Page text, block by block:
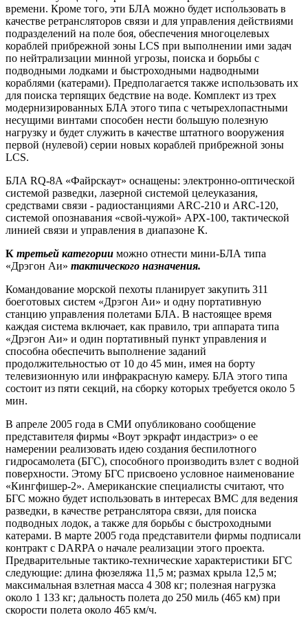
времени. Кроме того, эти БЛА можно будет использовать в
качестве ретрансляторов связи и для управления действиями
подразделений на поле боя, обеспечения многоцелевых
кораблей прибрежной зоны LCS при выполнении ими задач
по нейтрализации минной угрозы, поиска и борьбы с
подводными лодками и быстроходными надводными
кораблями (катерами). Предполагается также использовать их
для поиска терпящих бедствие на воде. Комплект из трех
модернизированных БЛА этого типа с четырехлопастными
несущими винтами способен нести большую полезную
нагрузку и будет служить в качестве штатного вооружения
первой (нулевой) серии новых кораблей прибрежной зоны
LCS.
БЛА RQ-8A «Файрскаут» оснащены: электронно-оптической
системой разведки, лазерной системой целеуказания,
средствами связи - радиостанциями ARC-210 и ARC-120,
системой опознавания «свой-чужой» АРХ-100, тактической
линией связи и управления в диапазоне К.
К третьей категории можно отнести мини-БЛА типа
«Дрэгон Аи» тактического назначения.
Командование морской пехоты планирует закупить 311
боеготовых систем «Дрэгон Аи» и одну портативную
станцию управления полетами БЛА. В настоящее время
каждая система включает, как правило, три аппарата типа
«Дрэгон Аи» и один портативный пункт управления и
способна обеспечить выполнение заданий
продолжительностью от 10 до 45 мин, имея на борту
телевизионную или инфракрасную камеру. БЛА этого типа
состоит из пяти секций, на сборку которых требуется около 5
мин.
В апреле 2005 года в СМИ опубликовано сообщение
представителя фирмы «Воут эркрафт индастриз» о ее
намерении реализовать идею создания беспилотного
гидросамолета (БГС), способного производить взлет с водной
поверхности. Этому БГС присвоено условное наименование
«Кингфишер-2». Американские специалисты считают, что
БГС можно будет использовать в интересах ВМС для ведения
разведки, в качестве ретранслятора связи, для поиска
подводных лодок, а также для борьбы с быстроходными
катерами. В марте 2005 года представители фирмы подписали
контракт с DARPA о начале реализации этого проекта.
Предварительные тактико-технические характеристики БГС
следующие: длина фюзеляжа 11,5 м; размах крыла 12,5 м;
максимальная взлетная масса 4 308 кг; полезная нагрузка
около 1 133 кг; дальность полета до 250 миль (465 км) при
скорости полета около 465 км/ч.